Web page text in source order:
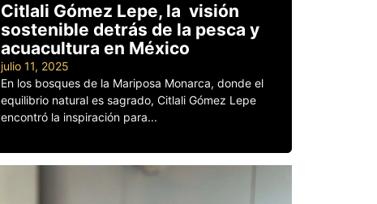
Citlali Gómez Lepe, la visión
sostenible detrás de la pesca y
acuacultura en México
julio 11, 2025
En los bosques de la Mariposa Monarca, donde el
equilibrio natural es sagrado, Citlali Gómez Lepe
encontró la inspiración para...